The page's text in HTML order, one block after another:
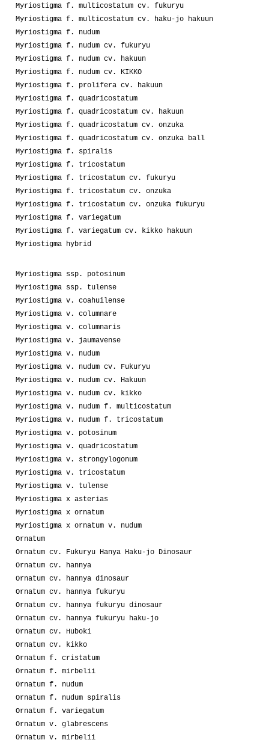
Myriostigma f. multicostatum cv. fukuryu
Myriostigma f. multicostatum cv. haku-jo hakuun
Myriostigma f. nudum
Myriostigma f. nudum cv. fukuryu
Myriostigma f. nudum cv. hakuun
Myriostigma f. nudum cv. KIKKO
Myriostigma f. prolifera cv. hakuun
Myriostigma f. quadricostatum
Myriostigma f. quadricostatum cv. hakuun
Myriostigma f. quadricostatum cv. onzuka
Myriostigma f. quadricostatum cv. onzuka ball
Myriostigma f. spiralis
Myriostigma f. tricostatum
Myriostigma f. tricostatum cv. fukuryu
Myriostigma f. tricostatum cv. onzuka
Myriostigma f. tricostatum cv. onzuka fukuryu
Myriostigma f. variegatum
Myriostigma f. variegatum cv. kikko hakuun
Myriostigma hybrid
Myriostigma ssp. potosinum
Myriostigma ssp. tulense
Myriostigma v. coahuilense
Myriostigma v. columnare
Myriostigma v. columnaris
Myriostigma v. jaumavense
Myriostigma v. nudum
Myriostigma v. nudum cv. Fukuryu
Myriostigma v. nudum cv. Hakuun
Myriostigma v. nudum cv. kikko
Myriostigma v. nudum f. multicostatum
Myriostigma v. nudum f. tricostatum
Myriostigma v. potosinum
Myriostigma v. quadricostatum
Myriostigma v. strongylogonum
Myriostigma v. tricostatum
Myriostigma v. tulense
Myriostigma x asterias
Myriostigma x ornatum
Myriostigma x ornatum v. nudum
Ornatum
Ornatum cv. Fukuryu Hanya Haku-jo Dinosaur
Ornatum cv. hannya
Ornatum cv. hannya dinosaur
Ornatum cv. hannya fukuryu
Ornatum cv. hannya fukuryu dinosaur
Ornatum cv. hannya fukuryu haku-jo
Ornatum cv. Huboki
Ornatum cv. kikko
Ornatum f. cristatum
Ornatum f. mirbelii
Ornatum f. nudum
Ornatum f. nudum spiralis
Ornatum f. variegatum
Ornatum v. glabrescens
Ornatum v. mirbelii